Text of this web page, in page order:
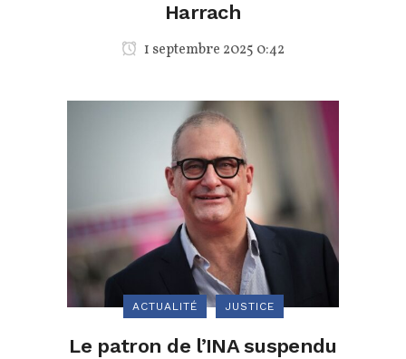
Harrach
1 septembre 2025 0:42
ACTUALITÉ JUSTICE
Le patron de l’INA suspendu